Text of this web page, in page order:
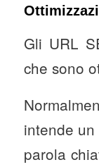
Gli URL
che sono
intende
parola